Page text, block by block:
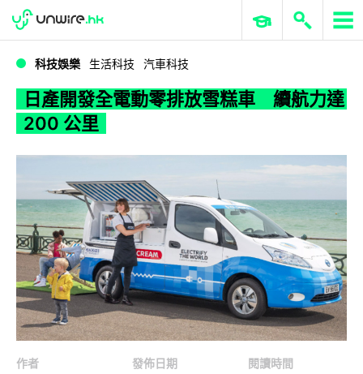
WWDC 2026 ERP 與商業 AI
科技娛樂 生活科技 汽車科技
日產開發全電動零排放雪糕車 續航力達
200 公里
作者
發佈日期
閱讀時間